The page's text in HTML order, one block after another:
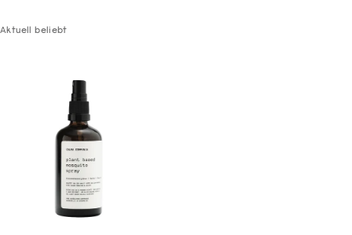
Aktuell beliebt